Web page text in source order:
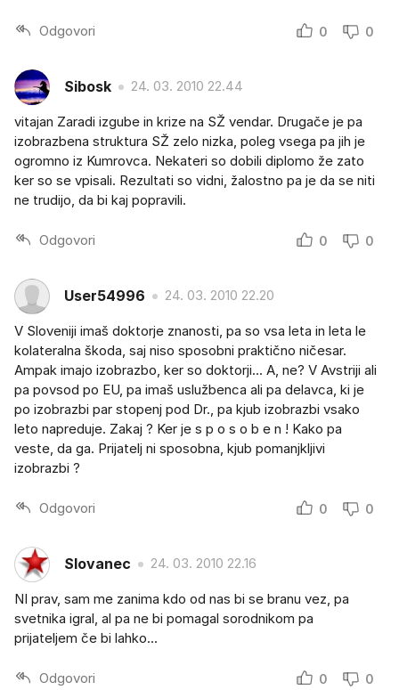
Odgovori 0 0
Sibosk 24. 03. 2010 22.44
vitajan Zaradi izgube in krize na SŽ vendar. Drugače je pa
izobrazbena struktura SŽ zelo nizka, poleg vsega pa jih je
ogromno iz Kumrovca. Nekateri so dobili diplomo že zato
ker so se vpisali. Rezultati so vidni, žalostno pa je da se niti
ne trudijo, da bi kaj popravili.
Odgovori 0 0
User54996 24. 03. 2010 22.20
V Sloveniji imaš doktorje znanosti, pa so vsa leta in leta le
kolateralna škoda, saj niso sposobni praktično ničesar.
Ampak imajo izobrazbo, ker so doktorji... A, ne? V Avstriji ali
pa povsod po EU, pa imaš uslužbenca ali pa delavca, ki je
po izobrazbi par stopenj pod Dr., pa kjub izobrazbi vsako
leto napreduje. Zakaj ? Ker je s p o s o b e n ! Kako pa
veste, da ga. Prijatelj ni sposobna, kjub pomanjkljivi
izobrazbi ?
Odgovori 0 0
Slovanec 24. 03. 2010 22.16
NI prav, sam me zanima kdo od nas bi se branu vez, pa
svetnika igral, al pa ne bi pomagal sorodnikom pa
prijateljem če bi lahko...
Odgovori 0 0